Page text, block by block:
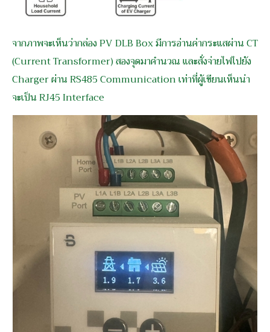
จากภาพจะเห็นว่ากล่อง PV DLB Box มีการอ่านค่ากระแสผ่าน CT
(Current Transformer) สองจุดมาคำนวณ และสั่งจ่ายไฟไปยัง
Charger ผ่าน RS485 Communication เท่าที่ผู้เขียนเห็นน่า
จะเป็น RJ45 Interface